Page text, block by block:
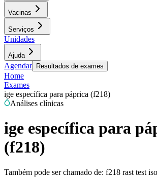
Vacinas
Serviços
Unidades
Ajuda
Agendar Resultados de exames
Home
Exames
ige específica para páprica (f218)
Análises clínicas
ige específica para
(f218)
Também pode ser chamado de: f218 rast test